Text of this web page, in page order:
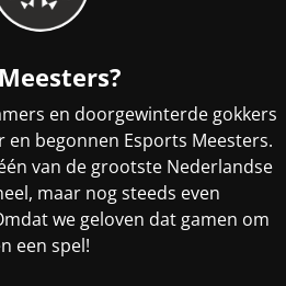
en doorgewinterde gokkers
en begonnen Esports Meesters.
van de grootste Nederlandse
maar nog steeds even
we geloven dat gamen om
een spel!